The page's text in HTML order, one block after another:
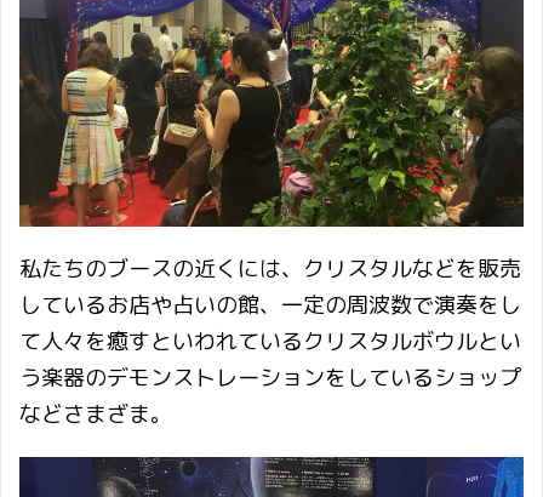
私たちのブースの近くには、クリスタルなどを販売
しているお店や占いの館、一定の周波数で演奏をし
て人々を癒すといわれているクリスタルボウルとい
う楽器のデモンストレーションをしているショップ
などさまざま。